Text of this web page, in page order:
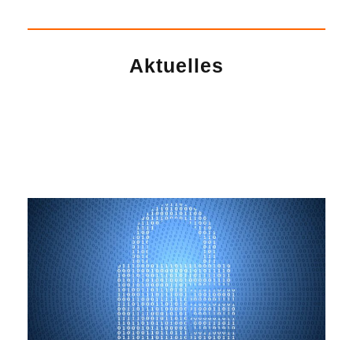
Aktuelles